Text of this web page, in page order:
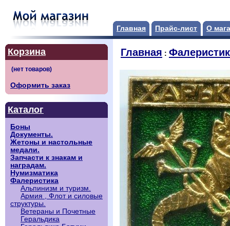
Главная Прайс-лист О
Корзина
Оформить заказ
Каталог
Боны
Документы.
Жетоны и настольные
медали.
Запчасти к знакам и
наградам.
Нумизматика
Фалеристика
Альпинизм и туризм.
Армия , Флот и силовые
структуры.
Ветераны и Почетные
Геральдика
Главная :